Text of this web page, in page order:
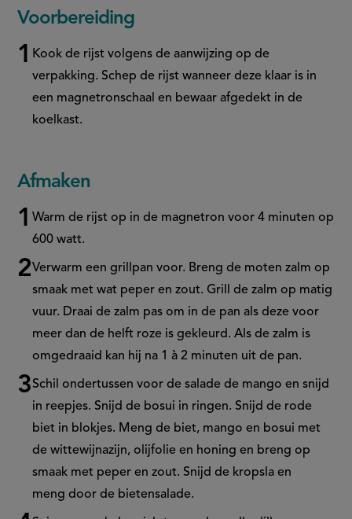
Voorbereiding
Kook de rijst volgens de aanwijzing op de
verpakking. Schep de rijst wanneer deze klaar is in
een magnetronschaal en bewaar afgedekt in de
koelkast.
Afmaken
Warm de rijst op in de magnetron voor 4 minuten op
600 watt.
Verwarm een grillpan voor. Breng de moten zalm op
smaak met wat peper en zout. Grill de zalm op matig
vuur. Draai de zalm pas om in de pan als deze voor
meer dan de helft roze is gekleurd. Als de zalm is
omgedraaid kan hij na 1 à 2 minuten uit de pan.
Schil ondertussen voor de salade de mango en snijd
in reepjes. Snijd de bosui in ringen. Snijd de rode
biet in blokjes. Meng de biet, mango en bosui met
de wittewijnazijn, olijfolie en honing en breng op
smaak met peper en zout. Snijd de kropsla en
meng door de bietensalade.